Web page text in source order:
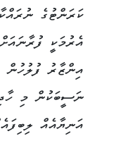
ކަރަންޓުގެ
އެރުމަކީ
އިންޒާރު
ނަސީބަކުން މި
އަނިޔާއެއް